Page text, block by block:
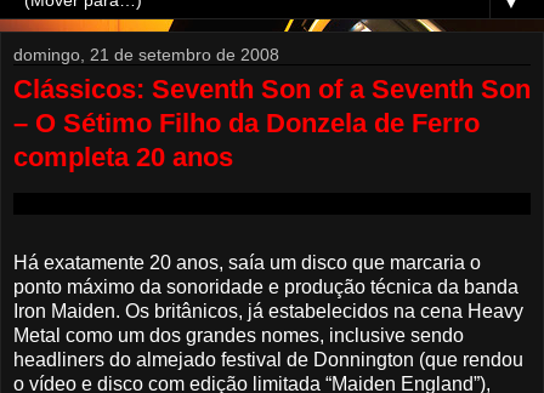
domingo, 21 de setembro de 2008
Clássicos: Seventh Son of a Seventh Son
– O Sétimo Filho da Donzela de Ferro
completa 20 anos
Há exatamente 20 anos, saía um disco que marcaria o
ponto máximo da sonoridade e produção técnica da banda
Iron Maiden. Os britânicos, já estabelecidos na cena Heavy
Metal como um dos grandes nomes, inclusive sendo
headliners do almejado festival de Donnington (que rendou
o vídeo e disco com edição limitada “Maiden England”),